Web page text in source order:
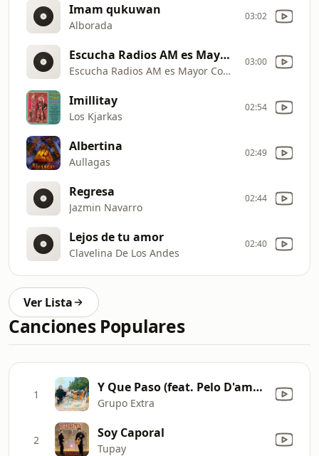
Imam qukuwan
Alborada
03:02
Escucha Radios AM es Mayor Cobertura
Escucha Radios AM es Mayor Cobertura
03:00
Imillitay
Los Kjarkas
02:54
Albertina
Aullagas
02:49
Regresa
Jazmin Navarro
02:44
Lejos de tu amor
Clavelina De Los Andes
02:40
Ver Lista
Canciones Populares
1 Y Que Paso (feat. Pelo D'ambrosio)
Grupo Extra
2 Soy Caporal
Tupay